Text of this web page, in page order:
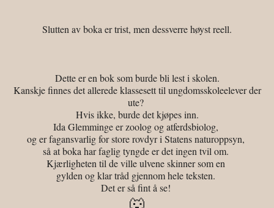
Slutten av boka er trist, men dessverre høyst reell.
Dette er en bok som burde bli lest i skolen.
Kanskje finnes det allerede klassesett til ungdomsskoleelever der
ute?
Hvis ikke, burde det kjøpes inn.
Ida Glemminge er zoolog og atferdsbiolog,
og er fagansvarlig for store rovdyr i Statens naturoppsyn,
så at boka har faglig tyngde er det ingen tvil om.
Kjærligheten til de ville ulvene skinner som en
gylden og klar tråd gjennom hele teksten.
Det er så fint å se!
🐺